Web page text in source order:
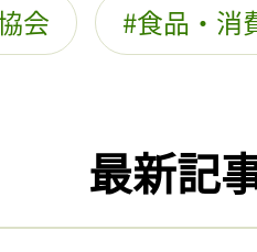
会 食品・消
最新記